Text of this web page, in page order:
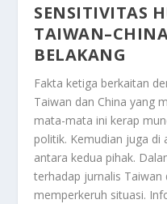
SENSITIVITAS
BELAKANG
Fakta ketiga berkaitan
Taiwan dan China yang
mata-mata ini kerap
politik. Kemudian juga
antara kedua pihak.
terhadap jurnalis Taiwan
memperkeruh situasi.